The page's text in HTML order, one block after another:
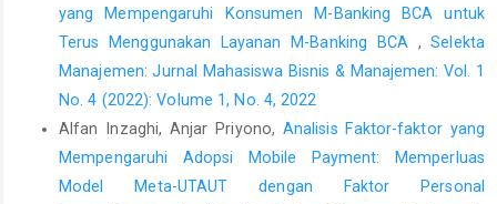
Ettlie, J. E., & Pavlou, P. A. (2006). Technology-based new
product development partnerships. Decision Sciences, 37(2),
pp. 117–147. https://doi.org/10.1111/j.1540-5915.2006.00119.x
Ghozali, I. (2014). Structural Equation Modeling Metode
Alternatif dengan Partial Least Square (PLS) Edisi 4. Universitas
Diponegoro, Semarang.
yang Mempengaruhi Konsumen M-Banking BCA untuk
Terus Menggunakan Layanan M-Banking BCA ,Selekta
Manajemen: Jurnal Mahasiswa Bisnis & Manajemen: Vol. 1
No. 4 (2022): Volume 1, No. 4, 2022
Alfan Inzaghi, Anjar Priyono, Analisis Faktor-faktor yang
Mempengaruhi Adopsi Mobile Payment: Memperluas
Model Meta-UTAUT dengan Faktor Personal